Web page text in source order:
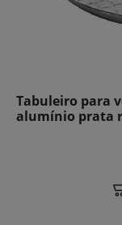
Tabuleiro para
alumínio prata